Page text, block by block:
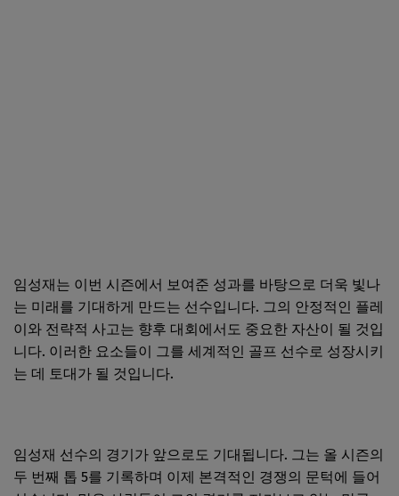
임성재는 이번 시즌에서 보여준 성과를 바탕으로 더욱 빛나
는 미래를 기대하게 만드는 선수입니다. 그의 안정적인 플레
이와 전략적 사고는 향후 대회에서도 중요한 자산이 될 것입
니다. 이러한 요소들이 그를 세계적인 골프 선수로 성장시키
는 데 토대가 될 것입니다.
임성재 선수의 경기가 앞으로도 기대됩니다. 그는 올 시즌의
두 번째 톱 5를 기록하며 이제 본격적인 경쟁의 문턱에 들어